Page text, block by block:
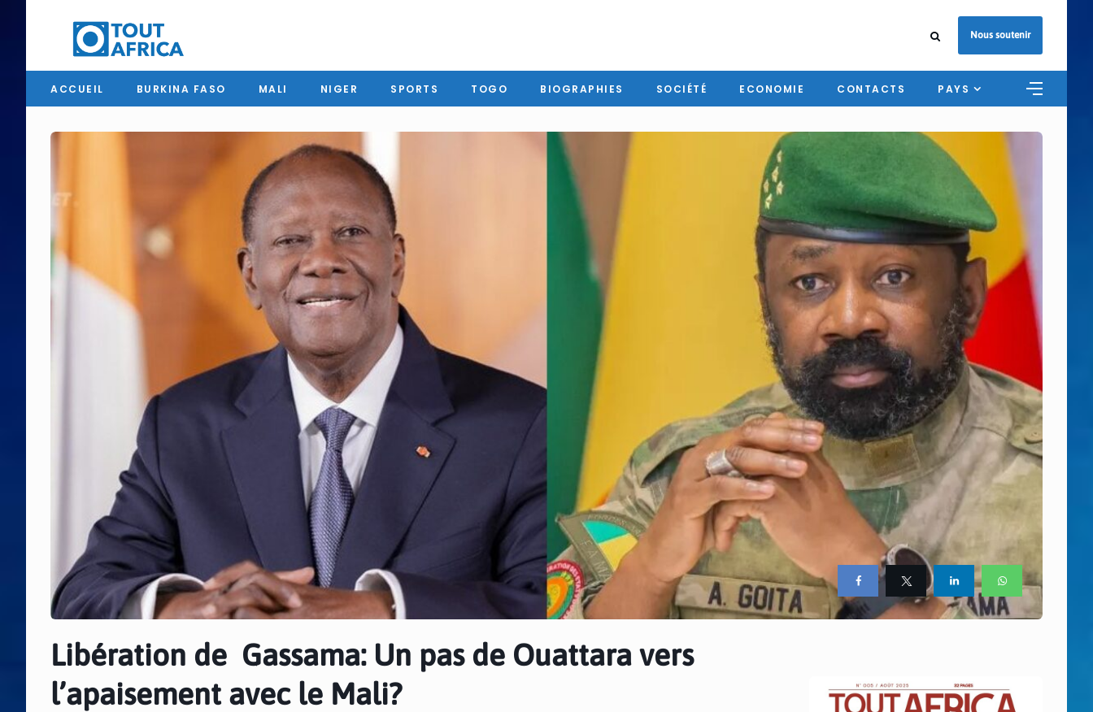
Nous soutenir
ACCUEIL BURKINA FASO MALI NIGER SPORTS TOGO BIOGRAPHIES SOCIÉTÉ ECONOMIE CONTACTS PAYS
Libération de Gassama: Un pas de Ouattara vers
l’apaisement avec le Mali?